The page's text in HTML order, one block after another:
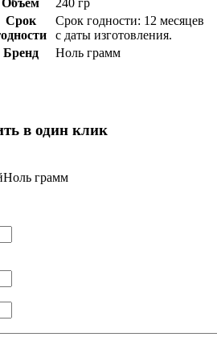
Срок
Срок годности: 12 месяцев
с даты изготовления.
Бренд
Ноль грамм
в один клик
грамм